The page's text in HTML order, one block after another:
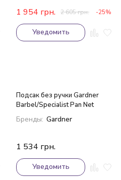
1 954 грн. 2 605грн. -25%
Уведомить
Подсак без ручки Gardner
Barbel/Specialist Pan Net
Бренды: Gardner
1 534 грн.
Уведомить